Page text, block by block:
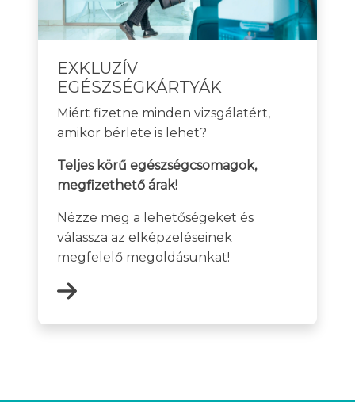
EXKLUZÍV
EGÉSZSÉGKÁRTYÁK
Miért fizetne minden vizsgálatért,
amikor bérlete is lehet?
Teljes körű egészségcsomagok,
megfizethető árak!
Nézze meg a lehetőségeket és
válassza az elképzeléseinek
megfelelő megoldásunkat!